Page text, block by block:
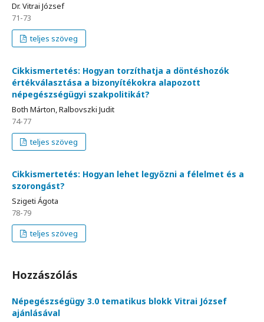
Dr. Vitrai József
71-73
teljes szöveg
Cikkismertetés: Hogyan torzíthatja a döntéshozók
értékválasztása a bizonyítékokra alapozott
népegészségügyi szakpolitikát?
Both Márton, Ralbovszki Judit
74-77
teljes szöveg
Cikkismertetés: Hogyan lehet legyőzni a félelmet és a
szorongást?
Szigeti Ágota
78-79
teljes szöveg
Hozzászólás
Népegészségügy 3.0 tematikus blokk Vitrai József
ajánlásával